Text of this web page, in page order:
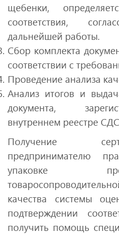
щебенки,
соответствия,
дальнейшей работы.
Сбор комплекта
соответствии с
Проведение анализа
Анализ итогов и
документа,
внутреннем реестре
Получение
предпринимателю
упаковке
качества системы
подтверждении
получить помощь